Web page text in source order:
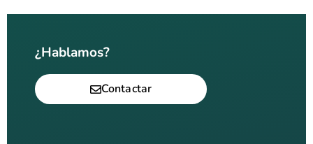
¿Hablamos?
Contactar